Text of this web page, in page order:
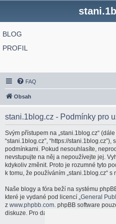
BLOG
PROFIL
FAQ
Obsah
stani.1blog.cz - Podmínky pro
Svým přístupem na „stani.1blog.cz“ (dále
“stani.1blog.cz”, “https://
podmínkami. Pokud nesouhlasíte,
nevstupujte na něj a nepoužívejte jej.
kdykoliv změnit. Proto je rozumné tyto
k tomu, že používáním „stani.1blog.cz“ s
Naše blogy a fóra beží na systému
které je vydané pod licencí „General
z www.phpbb.com. phpBB software
diskuze. Pro další informace o phpBB